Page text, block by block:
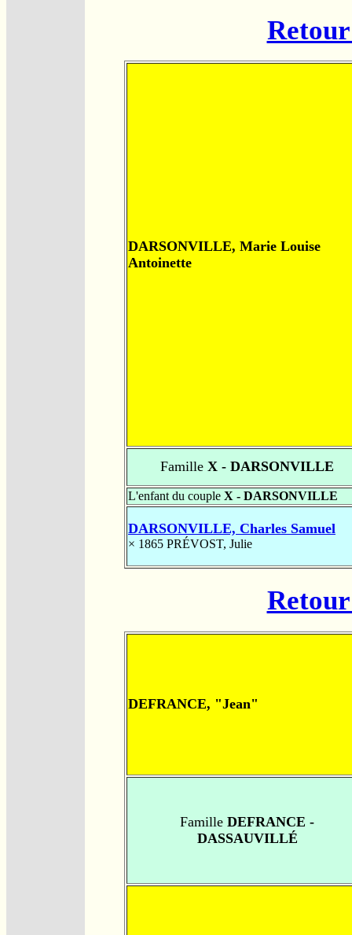
DARSONVILLE, Marie Louise
Antoinette
Famille X - DARSONVILLE
L'enfant du couple X - DARSONVILLE
DARSONVILLE, Charles Samuel
× 1865 PRÉVOST, Julie
DEFRANCE, "Jean"
Famille DEFRANCE -
DASSAUVILLÉ